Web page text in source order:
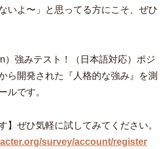
いよ〜」と思ってる方にこそ、ぜひ
）強みテスト！（日本語対応）ポジ
ら開発された『人格的な強み』を測
ルです。
】ぜひ気軽に試してみてください。
survey/account/register